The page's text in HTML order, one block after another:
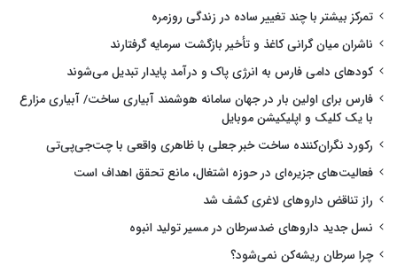
تمرکز بیشتر با چند تغییر ساده در زندگی روزمره
ناشران میان گرانی کاغذ و تأخیر بازگشت سرمایه گرفتارند
کودهای دامی فارس به انرژی پاک و درآمد پایدار تبدیل می‌شوند
فارس برای اولین بار در جهان سامانه هوشمند آبیاری ساخت/ آبیاری مزارع
با یک کلیک و اپلیکیشن موبایل
رکورد نگران‌کننده ساخت خبر جعلی با ظاهری واقعی با چت‌جی‌پی‌تی
فعالیت‌های جزیره‌ای در حوزه اشتغال، مانع تحقق اهداف است
راز تناقض داروهای لاغری کشف شد
نسل جدید داروهای ضدسرطان در مسیر تولید انبوه
چرا سرطان ریشه‌کن نمی‌شود؟